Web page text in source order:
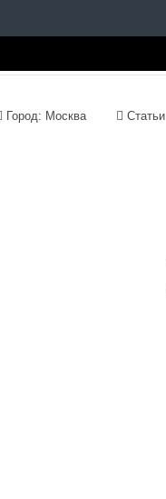
Город: Москва Статьи